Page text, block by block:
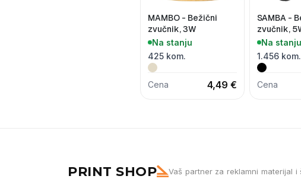
MAMBO - Bežični
zvučnik, 3W
Na stanju
425 kom.
Cena 4,49 €
SAMBA -
zvučnik,
Na stanju
1.456 kom.
Cena
PRINT SHOP Vaš partner za reklamni materijal i